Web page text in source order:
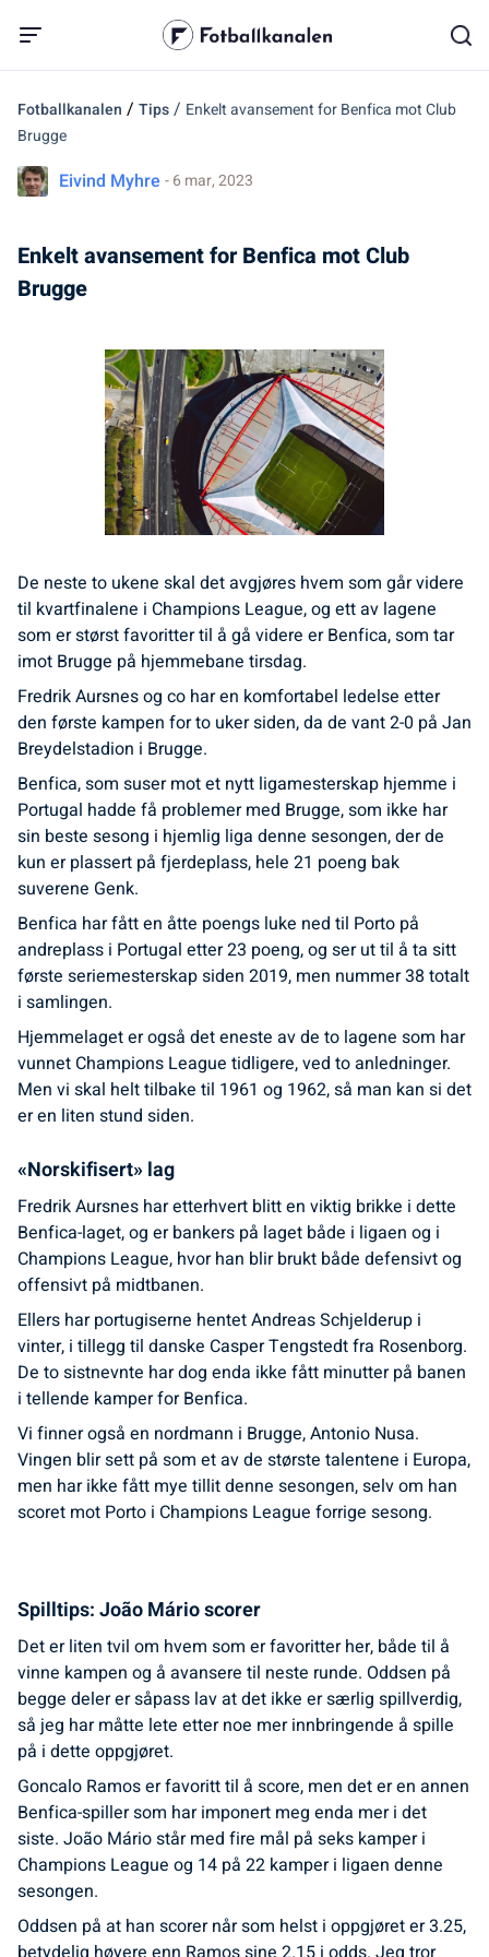
Fotballkanalen / Tips/ Enkelt avansement for Benfica mot Club
Brugge
Eivind Myhre - 6 mar, 2023
Enkelt avansement for Benfica mot Club
Brugge
De neste to ukene skal det avgjøres hvem som går videre
til kvartfinalene i Champions League, og ett av lagene
som er størst favoritter til å gå videre er Benfica, som tar
imot Brugge på hjemmebane tirsdag.
Fredrik Aursnes og co har en komfortabel ledelse etter
den første kampen for to uker siden, da de vant 2-0 på Jan
Breydelstadion i Brugge.
Benfica, som suser mot et nytt ligamesterskap hjemme i
Portugal hadde få problemer med Brugge, som ikke har
sin beste sesong i hjemlig liga denne sesongen, der de
kun er plassert på fjerdeplass, hele 21 poeng bak
suverene Genk.
Benfica har fått en åtte poengs luke ned til Porto på
andreplass i Portugal etter 23 poeng, og ser ut til å ta sitt
første seriemesterskap siden 2019, men nummer 38 totalt
i samlingen.
Hjemmelaget er også det eneste av de to lagene som har
vunnet Champions League tidligere, ved to anledninger.
Men vi skal helt tilbake til 1961 og 1962, så man kan si det
er en liten stund siden.
«Norskifisert» lag
Fredrik Aursnes har etterhvert blitt en viktig brikke i dette
Benfica-laget, og er bankers på laget både i ligaen og i
Champions League, hvor han blir brukt både defensivt og
offensivt på midtbanen.
Ellers har portugiserne hentet Andreas Schjelderup i
vinter, i tillegg til danske Casper Tengstedt fra Rosenborg.
De to sistnevnte har dog enda ikke fått minutter på banen
i tellende kamper for Benfica.
Vi finner også en nordmann i Brugge, Antonio Nusa.
Vingen blir sett på som et av de største talentene i Europa,
men har ikke fått mye tillit denne sesongen, selv om han
scoret mot Porto i Champions League forrige sesong.
Spilltips: João Mário scorer
Det er liten tvil om hvem som er favoritter her, både til å
vinne kampen og å avansere til neste runde. Oddsen på
begge deler er såpass lav at det ikke er særlig spillverdig,
så jeg har måtte lete etter noe mer innbringende å spille
på i dette oppgjøret.
Goncalo Ramos er favoritt til å score, men det er en annen
Benfica-spiller som har imponert meg enda mer i det
siste. João Mário står med fire mål på seks kamper i
Champions League og 14 på 22 kamper i ligaen denne
sesongen.
Oddsen på at han scorer når som helst i oppgjøret er 3.25,